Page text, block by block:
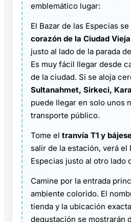
emblemático lugar:
El Bazar de las Especias
corazón de la Ciudad
justo al lado de la parada
Es muy fácil llegar desde
de la ciudad. Si se aloja
Sultanahmet, Sirkeci,
puede llegar en solo unos
transporte público.
Tome el tranvía T1 y
salir de la estación, verá el
Especias justo al otro lado
Camine por la entrada
ambiente colorido. El
tienda y la ubicación
degustación se mostrarán